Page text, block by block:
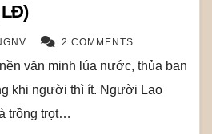
2 COMMENTS
văn minh lúa nước, thủa ban
khi người thì ít. Người Lao
trồng trọt…